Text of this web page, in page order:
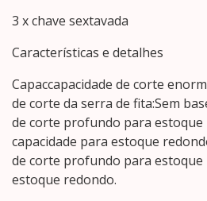
3 x chave sextavada
Características e detalhes
Capaccapacidade de corte
de corte da serra de fita:Sem
de corte profundo para
capacidade para estoque
de corte profundo para
estoque redondo.